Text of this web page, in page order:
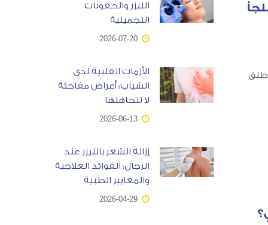
الليزر والحقونات
التجميلية
2026-07-20
الأزمات القلبية لدى
الشباب: أعراض مفاجئة
لا تتجاهلها
2026-06-13
إزالة الشعر بالليزر عند
الرجال: الفوائد العلاجية
والمعايير الطبية
2026-04-29